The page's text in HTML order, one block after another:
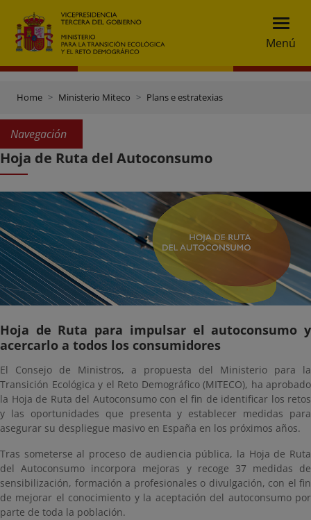
Menú
Home Ministerio Miteco Plans e estratexias
Navegación
Hoja de Ruta del Autoconsumo
Hoja de Ruta para impulsar el autoconsumo y
acercarlo a todos los consumidores
El Consejo de Ministros, a propuesta del Ministerio para la
Transición Ecológica y el Reto Demográfico (MITECO), ha aprobado
la Hoja de Ruta del Autoconsumo con el fin de identificar los retos
y las oportunidades que presenta y establecer medidas para
asegurar su despliegue masivo en España en los próximos años.
Tras someterse al proceso de audiencia pública, la Hoja de Ruta
del Autoconsumo incorpora mejoras y recoge 37 medidas de
sensibilización, formación a profesionales o divulgación, con el fin
de mejorar el conocimiento y la aceptación del autoconsumo por
parte de toda la población.